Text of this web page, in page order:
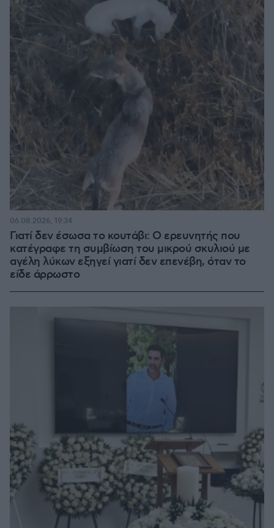
Γιατί δεν έσωσα το κουτάβι: Ο ερευνητής που
κατέγραφε τη συμβίωση του μικρού σκυλιού με
αγέλη λύκων εξηγεί γιατί δεν επενέβη, όταν το
είδε άρρωστο
06.08.2026, 19:34